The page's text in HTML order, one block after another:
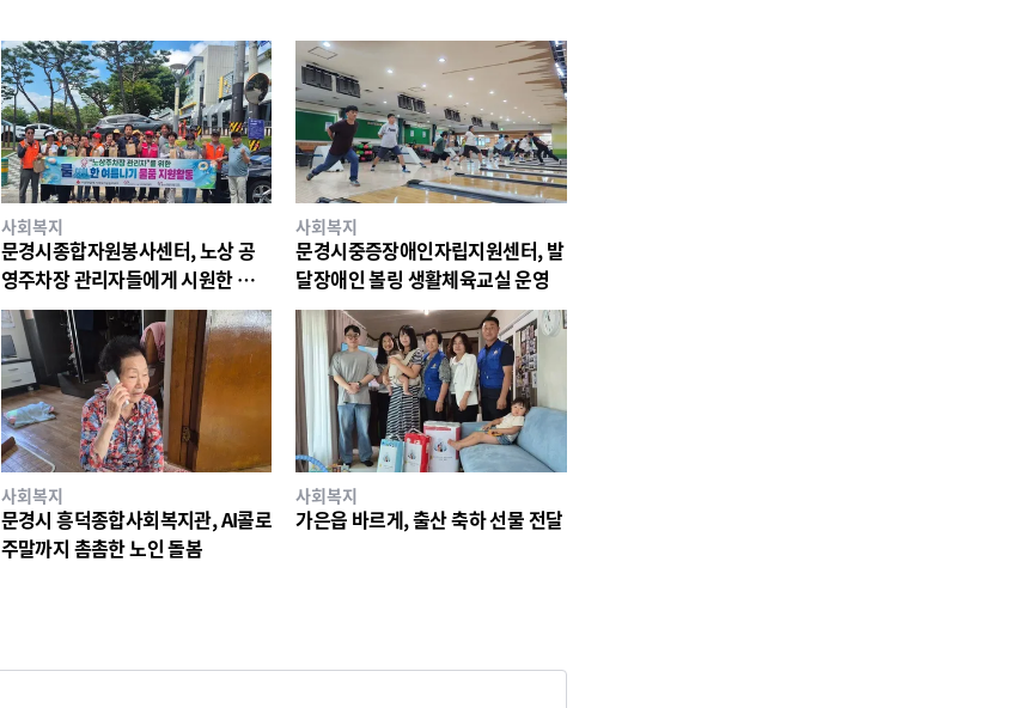
사회복지
문경시종합자원봉사센터, 노상 공
영주차장 관리자들에게 시원한 물품
지원
사회복지
문경시중증장애인자립지원센터, 발
달장애인 볼링 생활체육교실 운영
사회복지
문경시 흥덕종합사회복지관, AI콜로
주말까지 촘촘한 노인 돌봄
사회복지
가은읍 바르게, 출산 축하 선물 전달